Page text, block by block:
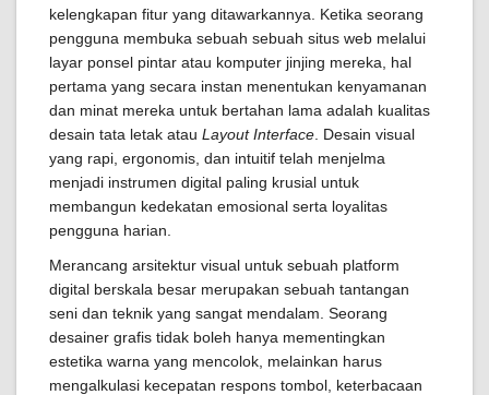
kelengkapan fitur yang ditawarkannya. Ketika seorang
pengguna membuka sebuah sebuah situs web melalui
layar ponsel pintar atau komputer jinjing mereka, hal
pertama yang secara instan menentukan kenyamanan
dan minat mereka untuk bertahan lama adalah kualitas
desain tata letak atau Layout Interface . Desain visual
yang rapi, ergonomis, dan intuitif telah menjelma
menjadi instrumen digital paling krusial untuk
membangun kedekatan emosional serta loyalitas
pengguna harian.
Merancang arsitektur visual untuk sebuah platform
digital berskala besar merupakan sebuah tantangan
seni dan teknik yang sangat mendalam. Seorang
desainer grafis tidak boleh hanya mementingkan
estetika warna yang mencolok, melainkan harus
mengalkulasi kecepatan respons tombol, keterbacaan